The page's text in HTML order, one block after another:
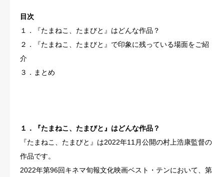
目次
１．『たまねこ、たまびと』はどんな作品？
２．『たまねこ、たまびと』で印象に残っている場面をご紹
介
３．まとめ
１．『たまねこ、たまびと』はどんな作品？
『たまねこ、たまびと』は2022年11月公開の村上浩康監督の
作品です。
2022年第96回キネマ旬報文化映画ベスト・テンにおいて、第